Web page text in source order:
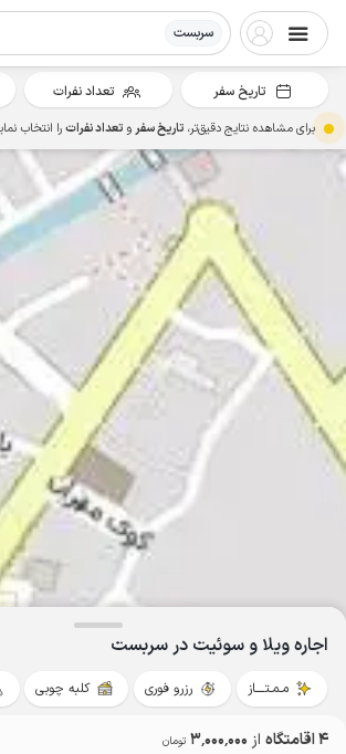
سربست
اجاره ویلا و سوئیت در سربست
مـمـتــــاز رزرو فوری کلبه چوبی
4 اقامتگاه از 3٬000٬000 تومان
تاریخ سفر تعداد نفرات
برای مشاهده نتایج دقیق‌تر، تاریخ سفرو تعداد نفراترا انتخاب